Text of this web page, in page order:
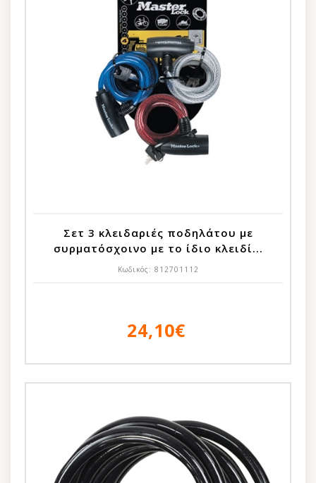
Σετ 3 κλειδαριές ποδηλάτου με
συρματόσχοινο με το ίδιο κλειδί...
Κωδικός: 812701112
24,10€